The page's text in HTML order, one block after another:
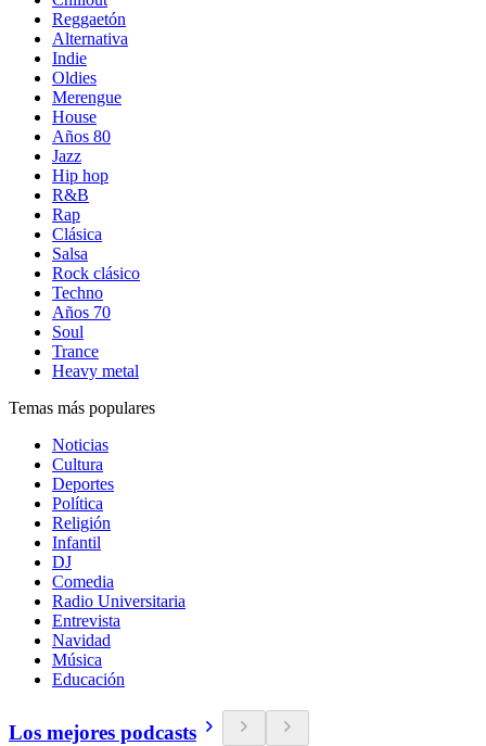
Reggaetón
Alternativa
Indie
Oldies
Merengue
House
Años 80
Jazz
Hip hop
R&B
Rap
Clásica
Salsa
Rock clásico
Techno
Años 70
Soul
Trance
Heavy metal
Temas más populares
Noticias
Cultura
Deportes
Política
Religión
Infantil
DJ
Comedia
Radio Universitaria
Entrevista
Navidad
Música
Educación
Los mejores podcasts